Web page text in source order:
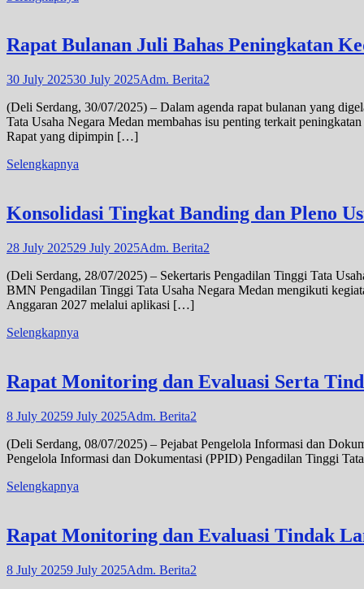
Rapat Bulanan Juli Bahas Peningkatan
30 July 202530 July 2025Adm. Berita2
(Deli Serdang, 30/07/2025) – Dalam agenda rapat bulanan yang
Tata Usaha Negara Medan membahas isu penting terkait
Rapat yang dipimpin […]
Selengkapnya
Konsolidasi Tingkat Banding dan Pleno
28 July 202529 July 2025Adm. Berita2
(Deli Serdang, 28/07/2025) – Sekertaris Pengadilan Tinggi Tata
BMN Pengadilan Tinggi Tata Usaha Negara Medan mengikuti
Anggaran 2027 melalui aplikasi […]
Selengkapnya
Rapat Monitoring dan Evaluasi Serta
8 July 20259 July 2025Adm. Berita2
(Deli Serdang, 08/07/2025) – Pejabat Pengelola Informasi dan
Pengelola Informasi dan Dokumentasi (PPID) Pengadilan Tinggi
Selengkapnya
Rapat Monitoring dan Evaluasi Tindak
8 July 20259 July 2025Adm. Berita2